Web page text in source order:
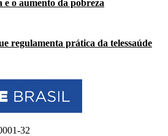
o aumento da pobreza
regulamenta prática da telessaúde
32